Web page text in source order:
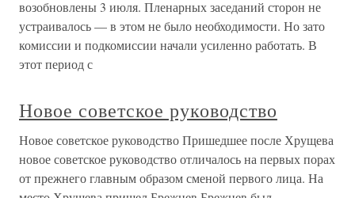
возобновлены 3 июля. Пленарных заседаний сторон не
устраивалось — в этом не было необходимости. Но зато
комиссии и подкомиссии начали усиленно работать. В
этот период с
Новое советское руководство
Новое советское руководство Пришедшее после Хрущева
новое советское руководство отличалось на первых порах
от прежнего главным образом сменой первого лица. На